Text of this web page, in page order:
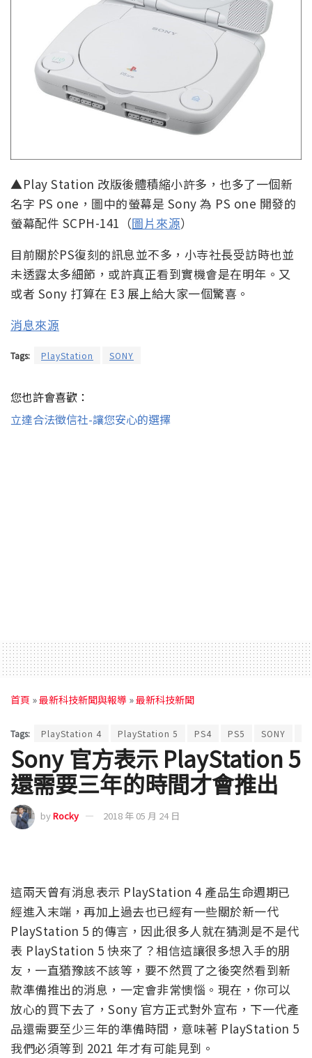
▲Play Station 改版後體積縮小許多，也多了一個新
名字 PS one，圖中的螢幕是 Sony 為 PS one 開發的
螢幕配件 SCPH-141（圖片來源）
目前關於PS復刻的訊息並不多，小寺社長受訪時也並
未透露太多細節，或許真正看到實機會是在明年。又
或者 Sony 打算在 E3 展上給大家一個驚喜。
消息來源
Tags: PlayStation SONY
您也許會喜歡：
立達合法徵信社-讓您安心的選擇
首頁 »最新科技新聞與報導 »最新科技新聞
Tags: PlayStation 4 PlayStation 5 PS4 PS5 SONY
Sony 官方表示 PlayStation 5
還需要三年的時間才會推出
byRocky 2018 年 05 月 24 日
這兩天曾有消息表示 PlayStation 4 產品生命週期已
經進入末端，再加上過去也已經有一些關於新一代
PlayStation 5 的傳言，因此很多人就在猜測是不是代
表 PlayStation 5 快來了？相信這讓很多想入手的朋
友，一直猶豫該不該等，要不然買了之後突然看到新
款準備推出的消息，一定會非常懊惱。現在，你可以
放心的買下去了，Sony 官方正式對外宣布，下一代產
品還需要至少三年的準備時間，意味著 PlayStation 5
我們必須等到 2021 年才有可能見到。